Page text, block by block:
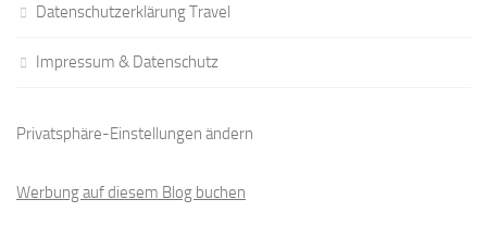
Datenschutzerklärung Travel
Impressum & Datenschutz
Privatsphäre-Einstellungen ändern
Werbung auf diesem Blog buchen